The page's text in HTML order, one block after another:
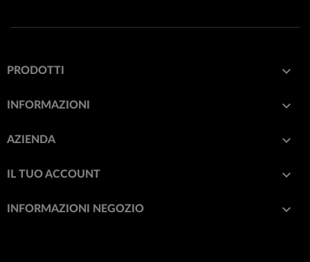
PRODOTTI 
INFORMAZIONI 
AZIENDA 
IL TUO ACCOUNT 
INFORMAZIONI NEGOZIO keyboard_arrow_down